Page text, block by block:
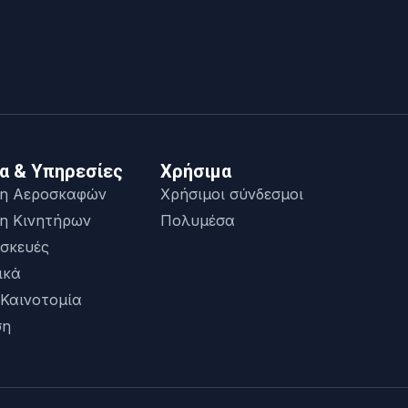
& Υπηρεσίες
Αεροσκαφών
Κινητήρων
Χρήσιμα
Χρήσιμοι σύνδεσμοι
Πολυμέσα